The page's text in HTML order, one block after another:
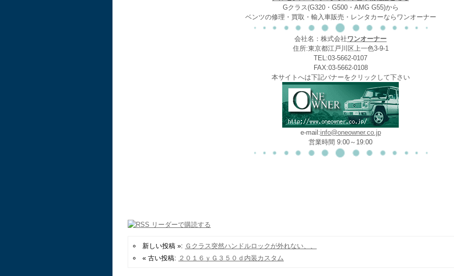
Gクラス(G320・G500・AMG G55)から
ベンツの修理・買取・輸入車販売・レンタカーならワンオーナー
会社名：株式会社ワンオーナー
住所:東京都江戸川区上一色3-9-1
TEL:03-5662-0107
FAX:03-5662-0108
本サイトへは下記バナーをクリックして下さい
e-mail:info@oneowner.co.jp
営業時間 9:00～19:00
新しい投稿 »: Ｇクラス突然ハンドルロックが外れない、、
« 古い投稿: ２０１６ｙＧ３５０ｄ内装カスタム